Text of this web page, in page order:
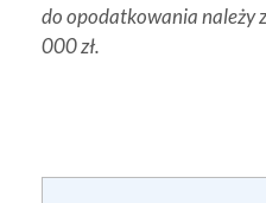
do opodatkowania należy
000 zł.